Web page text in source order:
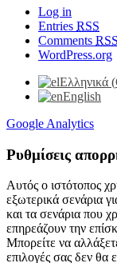
Log in
Entries RSS
Comments RSS
WordPress.org
Ελληνικά (
English
Google Analytics
Ρυθμίσεις
Αυτός ο ιστότοπος
εξωτερικά σενάρια
και τα σενάρια που
επηρεάζουν την
Μπορείτε να
επιλογές σας δεν θα